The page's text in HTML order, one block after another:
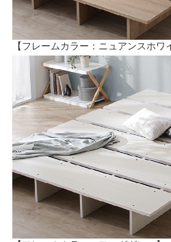
【フレームカラー：ニュアンスホワ